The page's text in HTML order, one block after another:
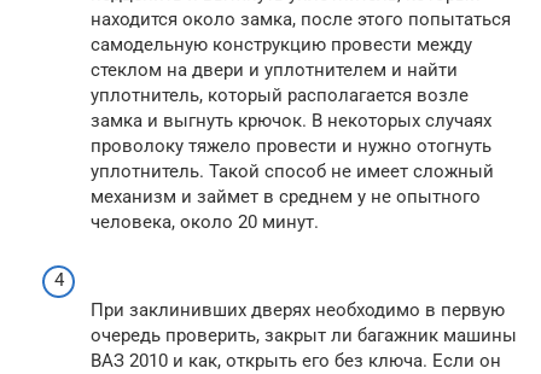
находится около замка, после этого попытаться
самодельную конструкцию провести между
стеклом на двери и уплотнителем и найти
уплотнитель, который располагается возле
замка и выгнуть крючок. В некоторых случаях
проволоку тяжело провести и нужно отогнуть
уплотнитель. Такой способ не имеет сложный
механизм и займет в среднем у не опытного
человека, около 20 минут.
При заклинивших дверях необходимо в первую
очередь проверить, закрыт ли багажник машины
ВАЗ 2010 и как, открыть его без ключа. Если он